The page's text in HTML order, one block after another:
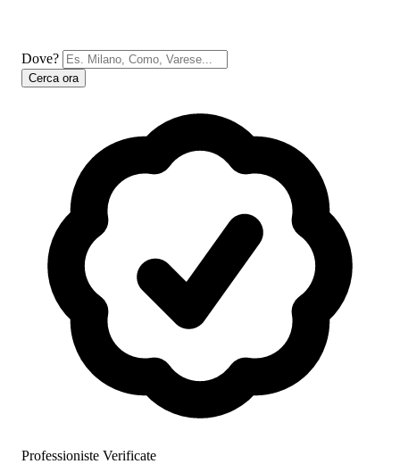
Dove?
Cerca ora
Professioniste Verificate